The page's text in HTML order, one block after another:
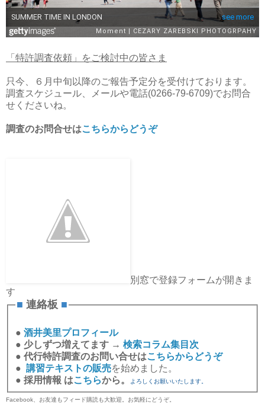
「特許調査依頼」をご検討中の皆さま
只今、６月中旬以降のご報告予定分を受付けております。
調査スケジュール、メールや電話(0266-79-6709)でお問合
せくださいね。
調査のお問合せはこちらからどうぞ
別窓で登録フォームが開きま
す
■ 連絡板 ■
● 酒井美里プロフィール
● 少しずつ増えてます → 検索コラム集目次
● 代行特許調査のお問い合せはこちらからどうぞ
● 講習テキストの販売を始めました。
● 採用情報 はこちらから。 よろしくお願いいたします。
Facebook、お友達もフィード購読も大歓迎。お気軽にどうぞ。